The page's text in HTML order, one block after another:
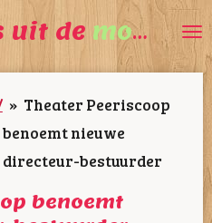
uit de mooiste
» Theater Peeriscoop
benoemt nieuwe
directeur-bestuurder
benoemt